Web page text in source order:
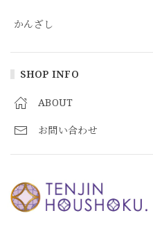
かんざし
SHOP INFO
ABOUT
お問い合わせ